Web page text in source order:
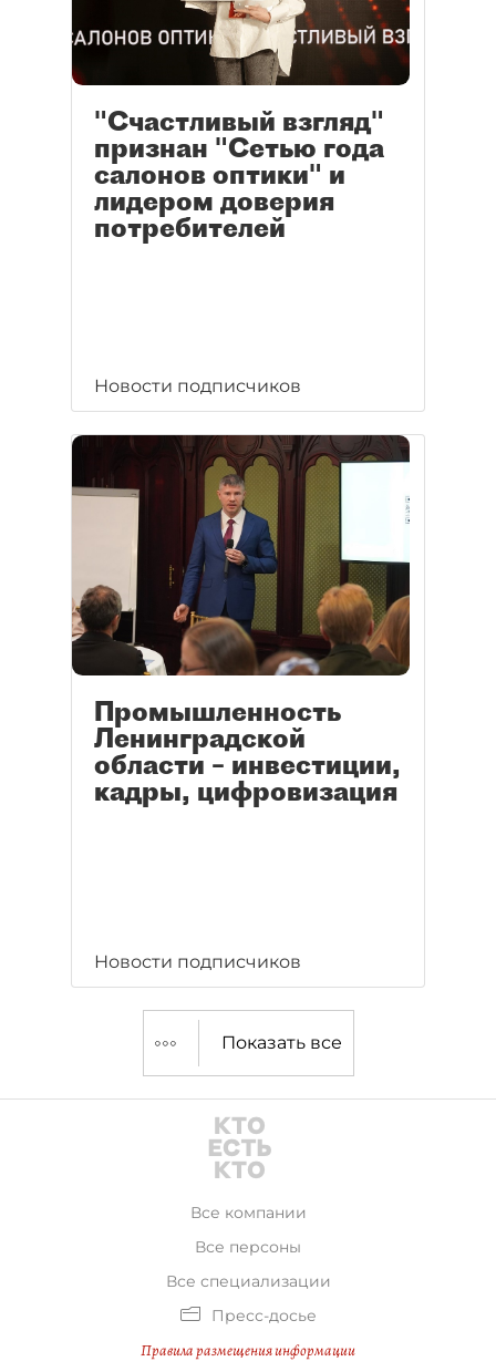
"Счастливый взгляд"
признан "Сетью года
салонов оптики" и
лидером доверия
потребителей
Новости подписчиков
Промышленность
Ленинградской
области – инвестиции,
кадры, цифровизация
Новости подписчиков
Показать все
Все компании
Все персоны
Все специализации
Пресс-досье
Правила размещения информации